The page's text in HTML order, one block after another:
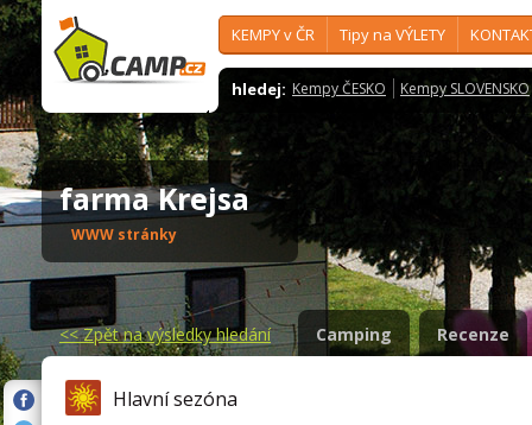
KEMPY v ČR Tipy na VÝLETY
hledej: Kempy ČESKO Kempy SLOVENSKO
farma Krejsa
WWW stránky
<<Zpět na výsledky hledání Camping Recenze
Hlavní sezóna